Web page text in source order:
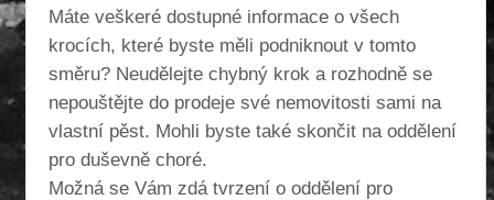
Máte veškeré dostupné informace o všech
krocích, které byste měli podniknout v tomto
směru? Neudělejte chybný krok a rozhodně se
nepouštějte do prodeje své nemovitosti sami na
vlastní pěst. Mohli byste také skončit na oddělení
pro duševně choré.
Možná se Vám zdá tvrzení o oddělení pro